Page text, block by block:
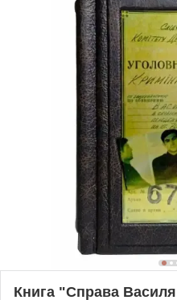
Книга "Справа Василя